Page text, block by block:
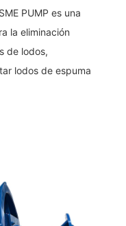
PUMP es una
la eliminación
de lodos,
lodos de espuma